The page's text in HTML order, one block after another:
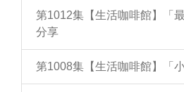
第1012集【生活咖啡館】「
分享
第1008集【生活咖啡館】「